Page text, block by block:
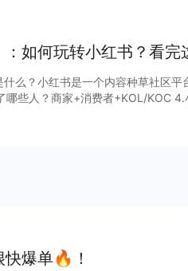
：如何玩转小红书？看完
红书是一个内容种草社区平台 2.什么是社区
爆单🔥！